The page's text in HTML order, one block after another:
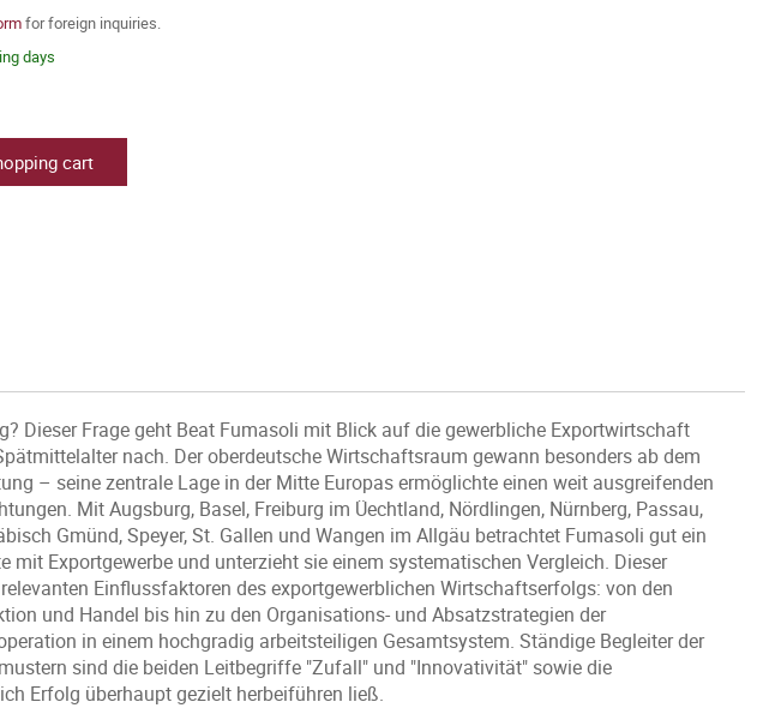
for foreign inquiries.
days
cart
Dieser Frage geht Beat Fumasoli mit Blick auf die gewerbliche Exportwirtschaft
nach. Der oberdeutsche Wirtschaftsraum gewann besonders ab dem
– seine zentrale Lage in der Mitte Europas ermöglichte einen weit ausgreifenden
Mit Augsburg, Basel, Freiburg im Üechtland, Nördlingen, Nürnberg, Passau,
Gmünd, Speyer, St. Gallen und Wangen im Allgäu betrachtet Fumasoli gut ein
mit Exportgewerbe und unterzieht sie einem systematischen Vergleich. Dieser
Einflussfaktoren des exportgewerblichen Wirtschaftserfolgs: von den
und Handel bis hin zu den Organisations- und Absatzstrategien der
in einem hochgradig arbeitsteiligen Gesamtsystem. Ständige Begleiter der
sind die beiden Leitbegriffe "Zufall" und "Innovativität" sowie die
Erfolg überhaupt gezielt herbeiführen ließ.